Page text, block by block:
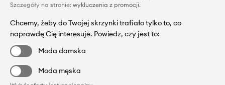
Szczegóły na stronie: wykluczenia z promocji.
Chcemy, żeby do Twojej skrzynki trafiało tylko to, co
naprawdę Cię interesuje. Powiedz, czy jest to:
Moda damska
Moda męska